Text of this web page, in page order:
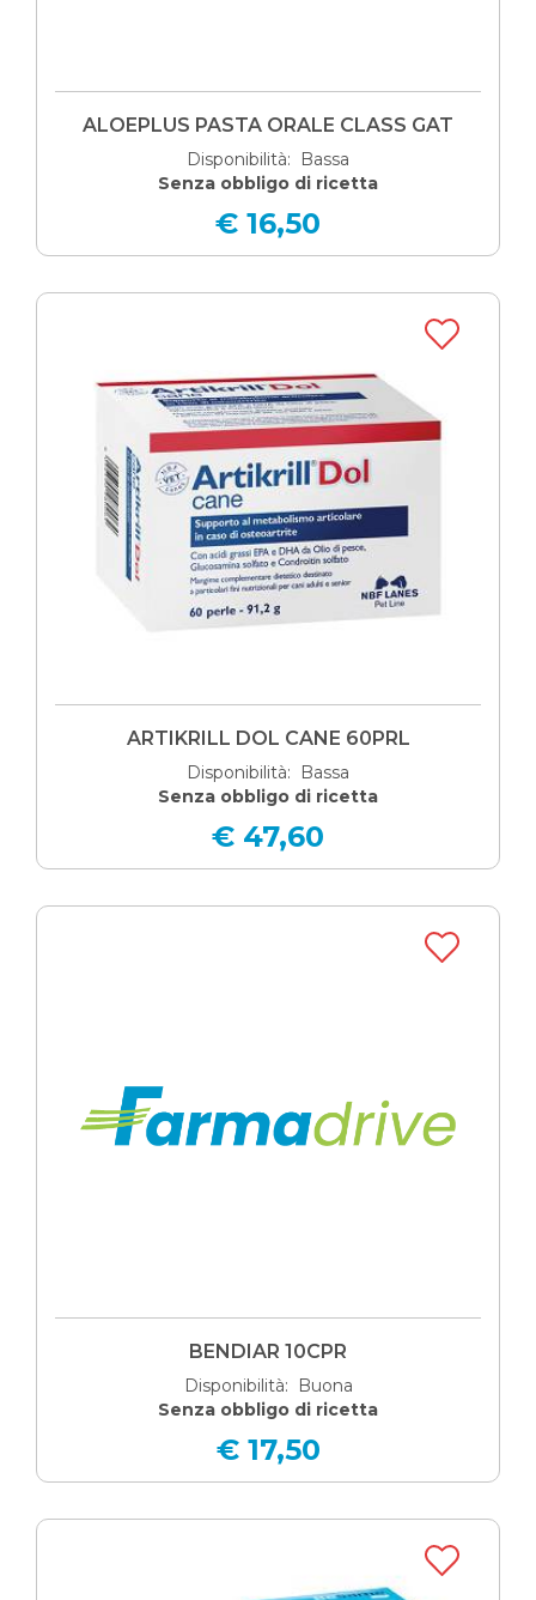
ALOEPLUS PASTA ORALE CLASS GAT
Disponibilità: Bassa
Senza obbligo di ricetta
€ 16,50
ARTIKRILL DOL CANE 60PRL
Disponibilità: Bassa
Senza obbligo di ricetta
€ 47,60
BENDIAR 10CPR
Disponibilità: Buona
Senza obbligo di ricetta
€ 17,50